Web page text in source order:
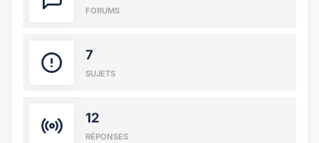
FORUMS
7
SUJETS
12
RÉPONSES